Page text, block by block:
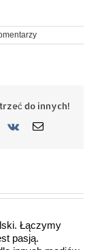
do innych!
Vk Email
Łączymy
pasją.